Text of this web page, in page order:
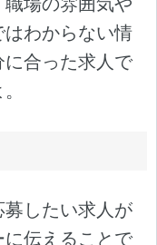
わからない情
合った求人で
したい求人が
伝えることで